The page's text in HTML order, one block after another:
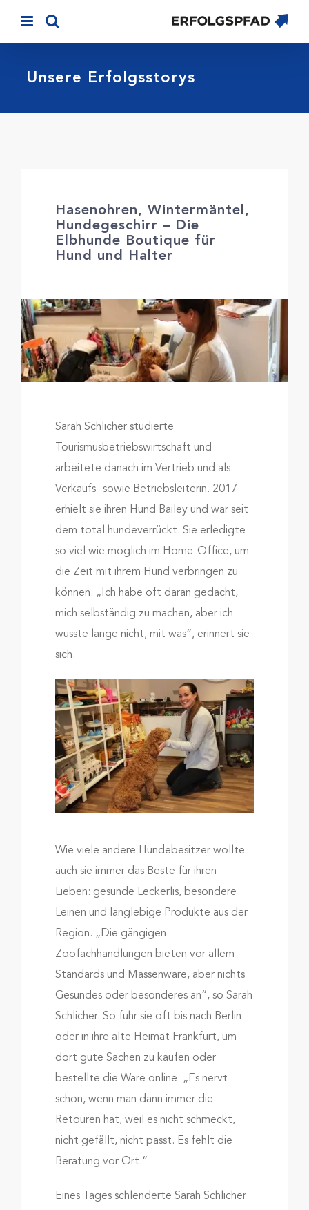
Unsere Erfolgsstorys
Hasenohren, Wintermäntel,
Hundegeschirr – Die
Elbhunde Boutique für
Hund und Halter
Sarah Schlicher studierte
Tourismusbetriebswirtschaft und
arbeitete danach im Vertrieb und als
Verkaufs- sowie Betriebsleiterin. 2017
erhielt sie ihren Hund Bailey und war seit
dem total hundeverrückt. Sie erledigte
so viel wie möglich im Home-Office, um
die Zeit mit ihrem Hund verbringen zu
können. „Ich habe oft daran gedacht,
mich selbständig zu machen, aber ich
wusste lange nicht, mit was“, erinnert sie
sich.
Wie viele andere Hundebesitzer wollte
auch sie immer das Beste für ihren
Lieben: gesunde Leckerlis, besondere
Leinen und langlebige Produkte aus der
Region. „Die gängigen
Zoofachhandlungen bieten vor allem
Standards und Massenware, aber nichts
Gesundes oder besonderes an“, so Sarah
Schlicher. So fuhr sie oft bis nach Berlin
oder in ihre alte Heimat Frankfurt, um
dort gute Sachen zu kaufen oder
bestellte die Ware online. „Es nervt
schon, wenn man dann immer die
Retouren hat, weil es nicht schmeckt,
nicht gefällt, nicht passt. Es fehlt die
Beratung vor Ort.“
Eines Tages schlenderte Sarah Schlicher